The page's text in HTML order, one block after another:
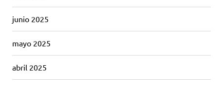
junio 2025
mayo 2025
abril 2025